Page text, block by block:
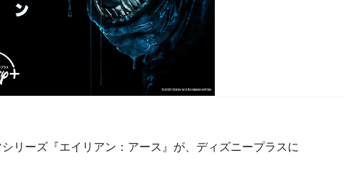
リーズ『エイリアン：アース』が、ディズニープラスに